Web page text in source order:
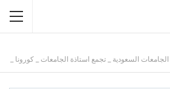
السعودية _ تجمع استاذة الجامعات _ كورونا _